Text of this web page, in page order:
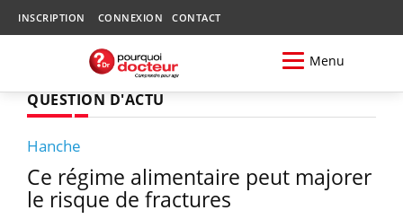
INSCRIPTION CONNEXION CONTACT
Menu
QUESTION D'ACTU
Hanche
Ce régime alimentaire peut majorer
le risque de fractures